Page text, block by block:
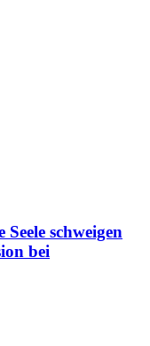
schweigen
bei